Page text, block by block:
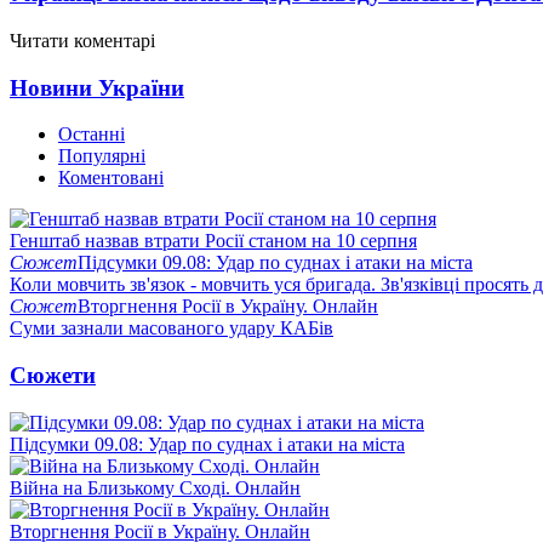
Читати коментарі
Новини України
Останні
Популярні
Коментовані
Генштаб назвав втрати Росії станом на 10 серпня
СюжетПідсумки 09.08: Удар по суднах і атаки на міста
Коли мовчить зв'язок - мовчить уся бригада. Зв'язківці просять
СюжетВторгнення Росії в Україну. Онлайн
Суми зазнали масованого удару КАБів
Сюжети
Підсумки 09.08: Удар по суднах і атаки на міста
Війна на Близькому Сході. Онлайн
Вторгнення Росії в Україну. Онлайн